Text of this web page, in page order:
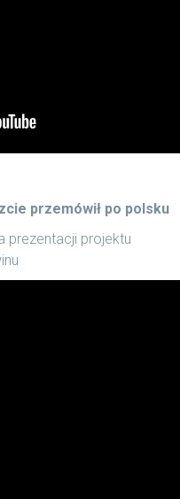
przemówił po polsku
prezentacji projektu